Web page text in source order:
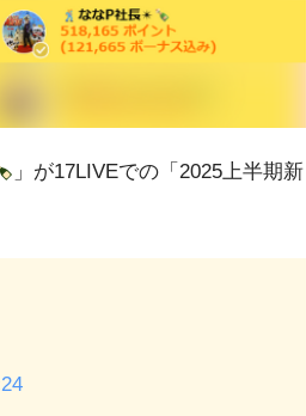
」が17LIVEでの「2025上半期新